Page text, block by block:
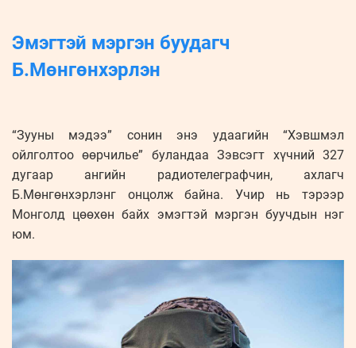
Эмэгтэй мэргэн буудагч
Б.Мөнгөнхэрлэн
“Зууны мэдээ” сонин энэ удаагийн “Хэвшмэл
ойлголтоо өөрчилье” буландаа Зэвсэгт хүчний 327
дугаар ангийн радиотелеграфчин, ахлагч
Б.Мөнгөнхэрлэнг онцолж байна. Учир нь тэрээр
Монголд цөөхөн байх эмэгтэй мэргэн буучдын нэг
юм.